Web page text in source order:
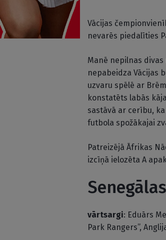
Vācijas
nevarēs piedalīties
Manē nepilnas
nepabeidza Vācijas
uzvaru spēlē ar
konstatēts labās
sastāvā ar cerību,
futbola spožākajai
Patreizējā Āfrikas
izcīņā ielozēta A
vārtsargi: Eduārs
Park Rangers”,